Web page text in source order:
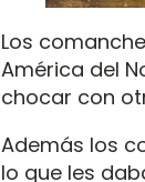
Los
América del
chocar con
Además los
lo que les